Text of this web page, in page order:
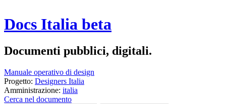
Docs Italia beta
Documenti pubblici, digitali.
Manuale operativo di design
Progetto: Designers Italia
Amministrazione: italia
Cerca nel documento